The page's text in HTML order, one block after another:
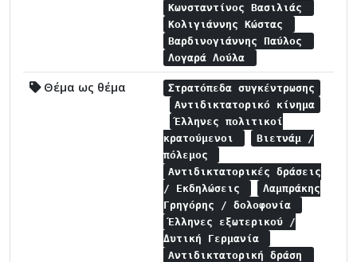
Κωνσταντίνος Βασιλιάς
Κολιγιάννης Κώστας
Βαρδινογιάννης Παύλος
Λογαρά Λούλα
Θέμα ως θέμα
Στρατόπεδα συγκέντρωσης
Αντιδικτατορικό κίνημα
Έλληνες πολιτικοί
κρατούμενοι
Βιετνάμ /
πόλεμος
Αντιδικτατορικές δράσεις
/ Εκδηλώσεις
Λαμπράκης
Γρηγόρης / δολοφονία
Έλληνες εξωτερικού /
Δυτική Γερμανία
Αντιδικτατορική δράση